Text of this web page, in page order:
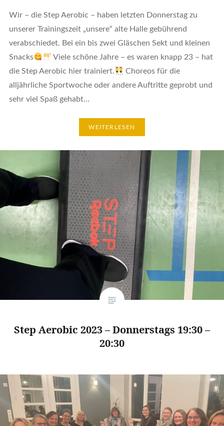
Wir – die Step Aerobic – haben letzten Donnerstag zu
unserer Trainingszeit „unsere“ alte Halle gebührend
verabschiedet. Bei ein bis zwei Gläschen Sekt und kleinen
Snacks
Viele schöne Jahre – es waren knapp 23 – hat
die Step Aerobic hier trainiert.
Choreos für die
alljährliche Sportwoche oder andere Auftritte geprobt und
sehr viel Spaß gehabt…
WEITERLESEN
Step Aerobic 2023 – Donnerstags 19:30 –
20:30